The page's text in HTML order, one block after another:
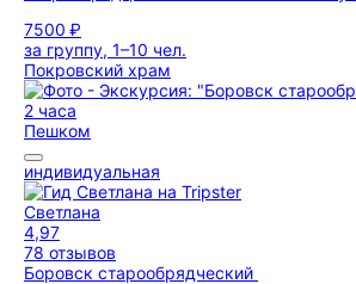
7500 ₽
за группу, 1–10 чел.
Покровский храм
2 часа
Пешком
индивидуальная
Светлана
4,97
78 отзывов
Боровск старообрядческий